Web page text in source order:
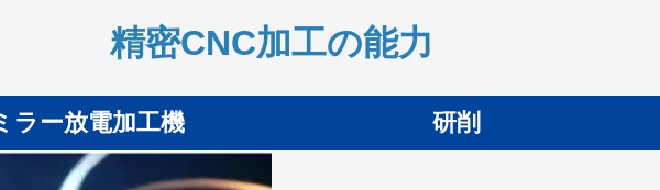
精密CNC加工の能力
ラー放電加工機 研削